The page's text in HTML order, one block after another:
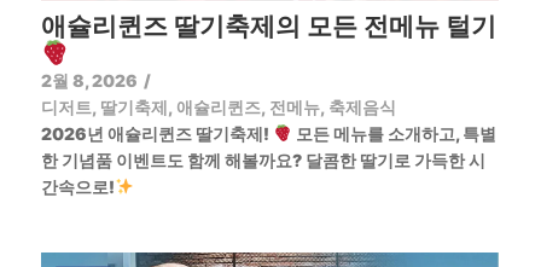
애슐리퀸즈 딸기축제의 모든 전메뉴 털기
2월 8, 2026 /
디저트, 딸기축제, 애슐리퀸즈, 전메뉴, 축제음식
2026년 애슐리퀸즈 딸기축제!
모든 메뉴를 소개하고, 특별
한 기념품 이벤트도 함께 해볼까요? 달콤한 딸기로 가득한 시
간속으로!